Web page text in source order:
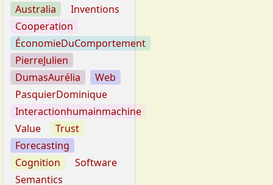
Australia
Inventions
Cooperation
ÉconomieDuComportement
PierreJulien
DumasAurélia
Web
PasquierDominique
Interactionhumainmachine
Value
Trust
Forecasting
Cognition
Software
Semantics